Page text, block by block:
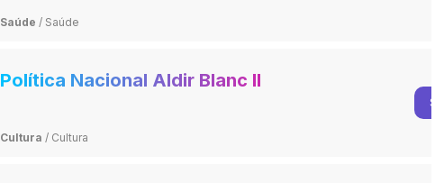
Saúde / Saúde
Política Nacional Aldir Blanc II
Cultura / Cultura